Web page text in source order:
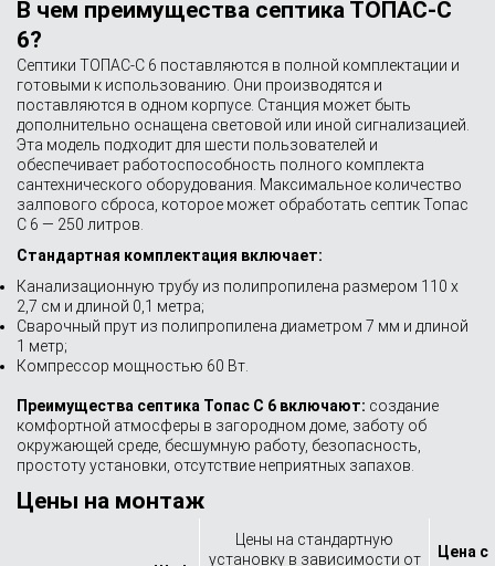
В чем преимущества септика ТОПАС-C
6?
Септики ТОПАС-C 6 поставляются в полной комплектации и
готовыми к использованию. Они производятся и
поставляются в одном корпусе. Станция может быть
дополнительно оснащена световой или иной сигнализацией.
Эта модель подходит для шести пользователей и
обеспечивает работоспособность полного комплекта
сантехнического оборудования. Максимальное количество
залпового сброса, которое может обработать септик Топас
С 6 — 250 литров.
Стандартная комплектация включает:
Канализационную трубу из полипропилена размером 110 x
2,7 см и длиной 0,1 метра;
Сварочный прут из полипропилена диаметром 7 мм и длиной
1 метр;
Компрессор мощностью 60 Вт.
Преимущества септика Топас С 6 включают: создание
комфортной атмосферы в загородном доме, заботу об
окружающей среде, бесшумную работу, безопасность,
простоту установки, отсутствие неприятных запахов.
Цены на монтаж
Цены на стандартную
установку в зависимости от
Цена с